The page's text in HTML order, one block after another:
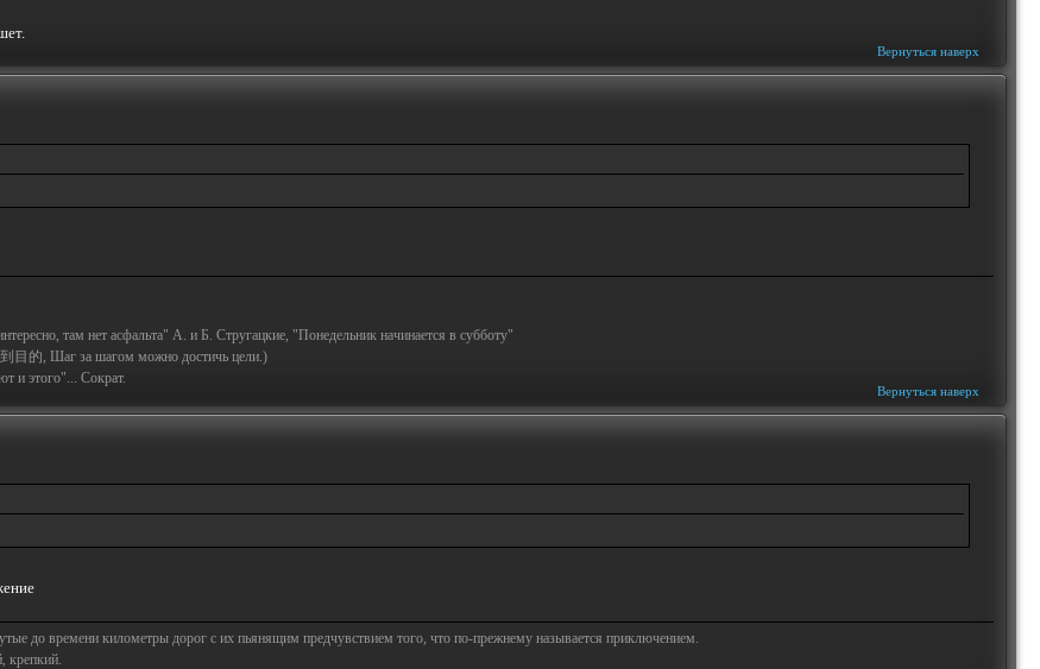
Вернуться наверх
там нет асфальта" А. и Б. Стругацкие, "Понедельник начинается в субботу"
目的, Шаг за шагом можно достичь цели.)
и этого"... Сократ.
Вернуться наверх
до времени километры дорог с их пьянящим предчувствием того, что по-прежнему называется приключением.
крепкий.